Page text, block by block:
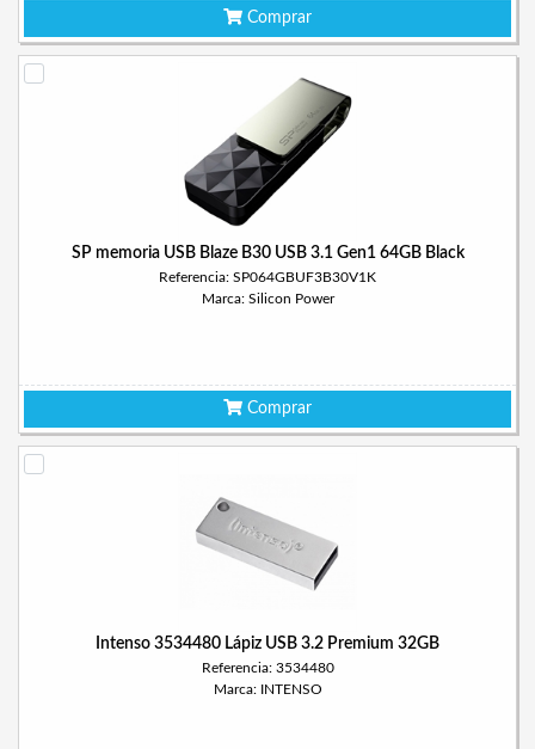
Comprar
SP memoria USB Blaze B30 USB 3.1 Gen1 64GB Black
Referencia: SP064GBUF3B30V1K
Marca: Silicon Power
Comprar
Intenso 3534480 Lápiz USB 3.2 Premium 32GB
Referencia: 3534480
Marca: INTENSO